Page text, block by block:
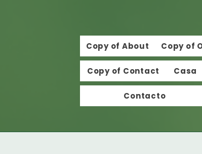
Copy of About Copy of
Copy of Contact Casa
Contacto